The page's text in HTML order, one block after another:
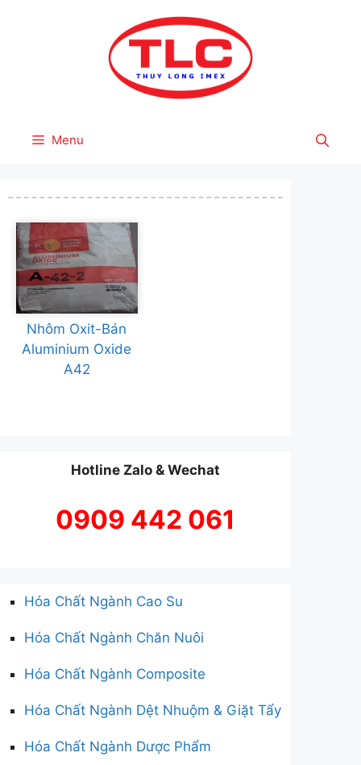
Menu
Nhôm Oxit-Bán
Aluminium Oxide
A42
Hotline Zalo & Wechat
0909 442 061
Hóa Chất Ngành Cao Su
Hóa Chất Ngành Chăn Nuôi
Hóa Chất Ngành Composite
Hóa Chất Ngành Dệt Nhuộm & Giặt Tẩy
Hóa Chất Ngành Dược Phẩm